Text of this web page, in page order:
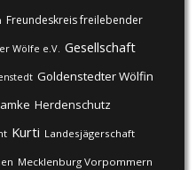
Freundeskreis freilebender
Wölfe e.V. Gesellschaft
Goldenstedter Wölfin
Herdenschutz
Kurti Landesjägerschaft
Mecklenburg Vorpommern